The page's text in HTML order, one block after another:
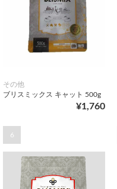
その他
ブリスミックス キャット 500g
¥1,760
6